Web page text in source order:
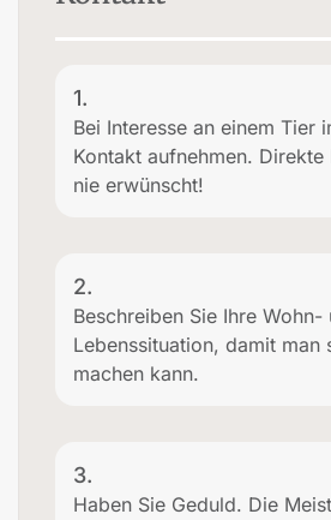
1.
Bei Interesse an einem Tier
Kontakt aufnehmen. Direkte
nie erwünscht!
2.
Beschreiben Sie Ihre Wohn-
Lebenssituation, damit man
machen kann.
3.
Haben Sie Geduld. Die